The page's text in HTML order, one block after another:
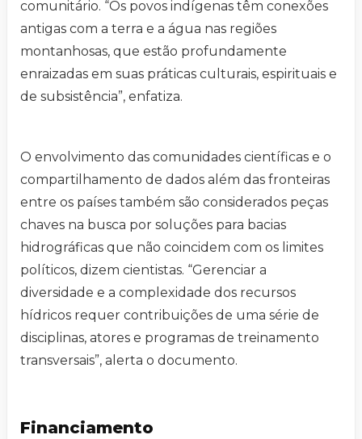
comunitário. “Os povos indígenas têm conexões
antigas com a terra e a água nas regiões
montanhosas, que estão profundamente
enraizadas em suas práticas culturais, espirituais e
de subsistência”, enfatiza.
O envolvimento das comunidades científicas e o
compartilhamento de dados além das fronteiras
entre os países também são considerados peças
chaves na busca por soluções para bacias
hidrográficas que não coincidem com os limites
políticos, dizem cientistas. “Gerenciar a
diversidade e a complexidade dos recursos
hídricos requer contribuições de uma série de
disciplinas, atores e programas de treinamento
transversais”, alerta o documento.
Financiamento